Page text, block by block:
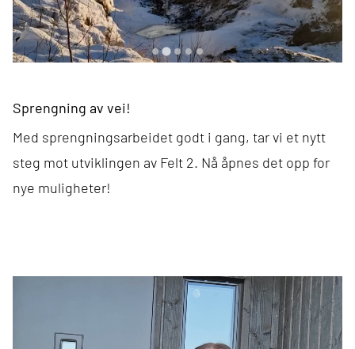
Sprengning av vei!
Med sprengningsarbeidet godt i gang, tar vi et nytt
steg mot utviklingen av Felt 2. Nå åpnes det opp for
nye muligheter!